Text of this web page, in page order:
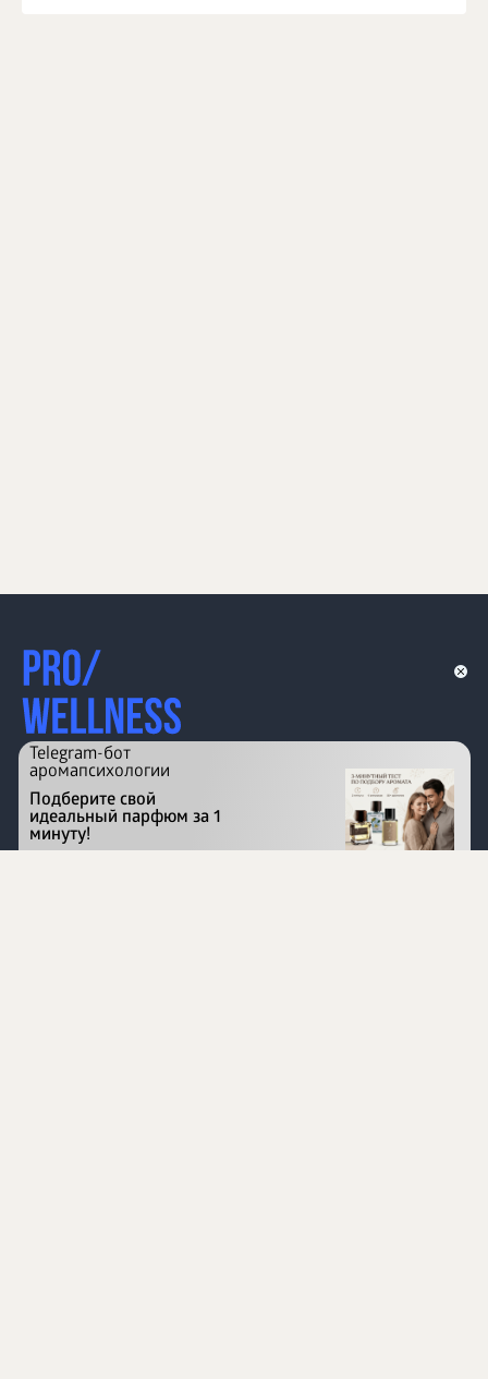
Перейти на сайт
Telegram-бот
аромапсихологии
Подберите свой
идеальный парфюм за 1
минуту!